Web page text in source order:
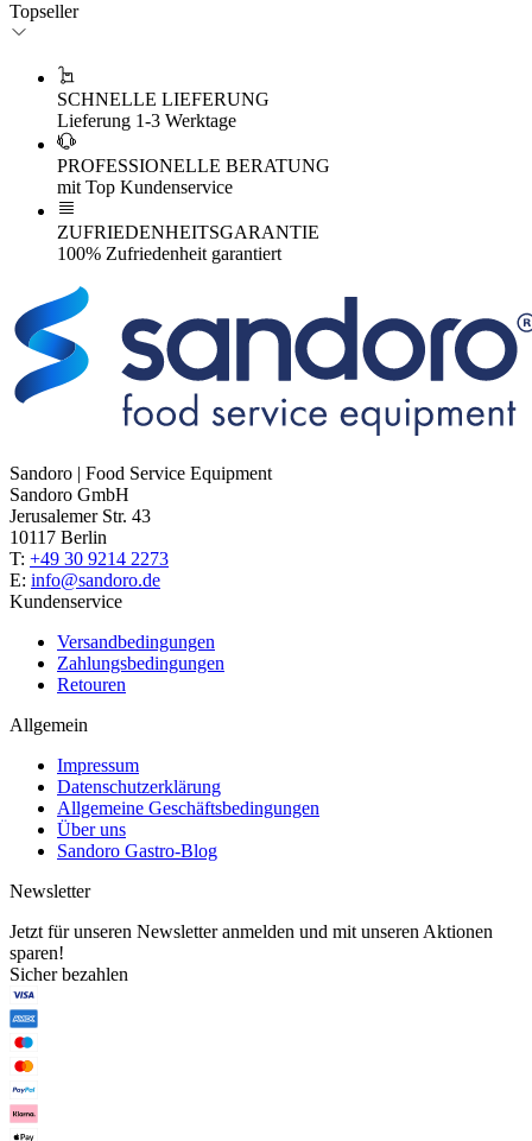
Topseller
SCHNELLE LIEFERUNG
Lieferung 1-3 Werktage
PROFESSIONELLE BERATUNG
mit Top Kundenservice
ZUFRIEDENHEITSGARANTIE
100% Zufriedenheit garantiert
Sandoro | Food Service Equipment
Sandoro GmbH
Jerusalemer Str. 43
10117 Berlin
T: +49 30 9214 2273
E: info@sandoro.de
Kundenservice
Versandbedingungen
Zahlungsbedingungen
Retouren
Allgemein
Impressum
Datenschutzerklärung
Allgemeine Geschäftsbedingungen
Über uns
Sandoro Gastro-Blog
Newsletter
Jetzt für unseren Newsletter anmelden und mit unseren Aktionen
sparen!
Sicher bezahlen